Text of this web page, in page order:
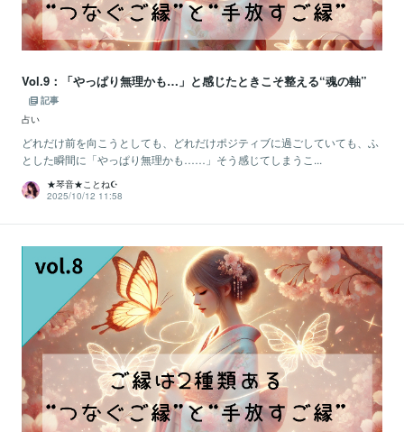
Vol.9：「やっぱり無理かも…」と感じたときこそ整える“魂の軸”
記事
占い
どれだけ前を向こうとしても、どれだけポジティブに過ごしていても、ふ
とした瞬間に「やっぱり無理かも……」そう感じてしまうこ...
★琴音★ことね☪️
2025/10/12 11:58